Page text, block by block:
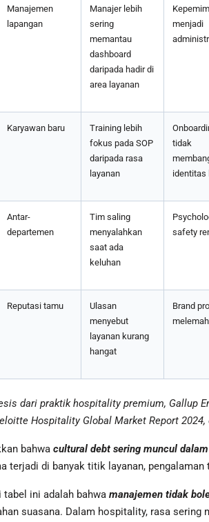
Manajemen
lapangan
Manajer lebih
sering
memantau
dashboard
daripada hadir di
area layanan
menjadi
Karyawan baru
Training lebih
fokus pada SOP
daripada rasa
layanan
tidak
identitas
Antar-
departemen
Tim saling
menyalahkan
saat ada
keluhan
safety
Reputasi tamu
Ulasan
menyebut
layanan kurang
hangat
Brand
melemah
dari praktik hospitality premium, Gallup
Hospitality Global Market Report
bahwa cultural debt sering muncul
terjadi di banyak titik layanan,
tabel ini adalah bahwa manajemen tidak
suasana. Dalam hospitality, rasa